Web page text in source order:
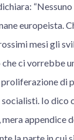
europeista.
mesi gli
ci vorrebbe
di
Io
mera